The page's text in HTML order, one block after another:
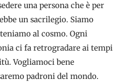
una persona che è per
un sacrilegio. Siamo
al cosmo. Ogni
ci fa retrogradare ai tempi
Vogliamoci bene
padroni del mondo.